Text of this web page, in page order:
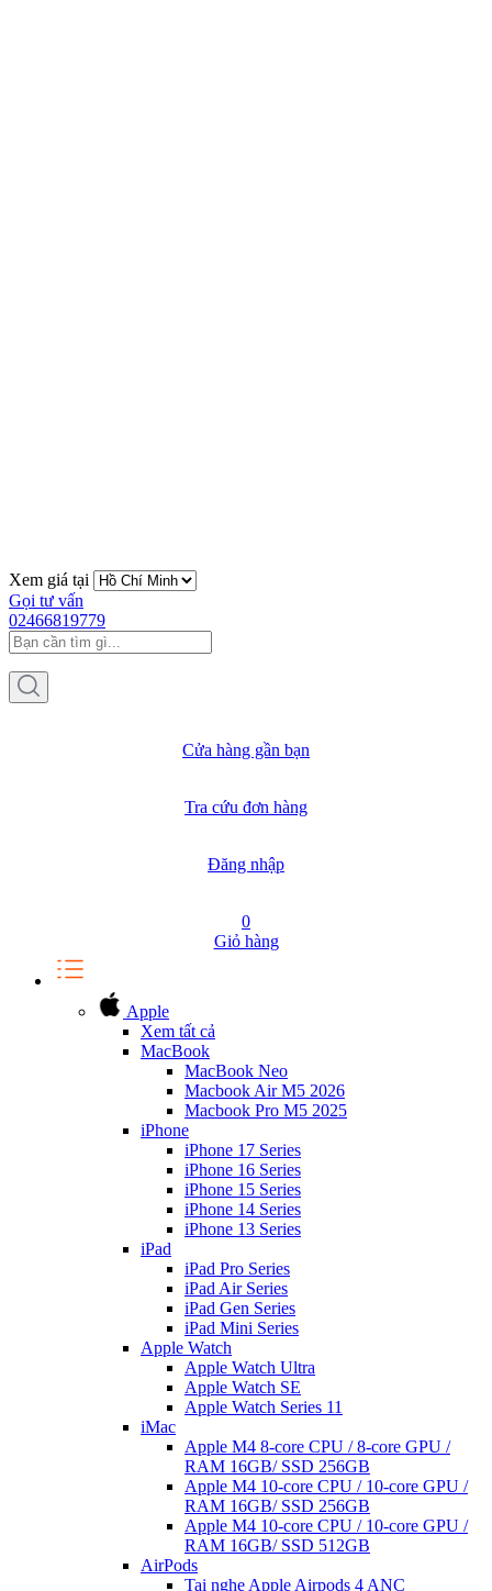
Xem giá tại
Gọi tư vấn
02466819779
Cửa hàng gần bạn
Tra cứu đơn hàng
Đăng nhập
0
Giỏ hàng
Apple
Xem tất cả
MacBook
MacBook Neo
Macbook Air M5 2026
Macbook Pro M5 2025
iPhone
iPhone 17 Series
iPhone 16 Series
iPhone 15 Series
iPhone 14 Series
iPhone 13 Series
iPad
iPad Pro Series
iPad Air Series
iPad Gen Series
iPad Mini Series
Apple Watch
Apple Watch Ultra
Apple Watch SE
Apple Watch Series 11
iMac
Apple M4 8-core CPU / 8-core GPU /
RAM 16GB/ SSD 256GB
Apple M4 10-core CPU / 10-core GPU /
RAM 16GB/ SSD 256GB
Apple M4 10-core CPU / 10-core GPU /
RAM 16GB/ SSD 512GB
AirPods
Tai nghe Apple Airpods 4 ANC